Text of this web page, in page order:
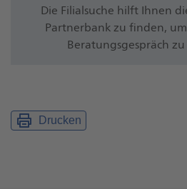
Die Filialsuche hilft Ihnen
Partnerbank zu finden,
Beratungsgespräch
Drucken